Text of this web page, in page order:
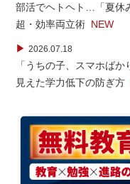
部活でヘトヘト…「夏休
超・効率両立術 NEW
▶ 2026.07.18
「うちの子、スマホば
見えた学力低下の防ぎ方